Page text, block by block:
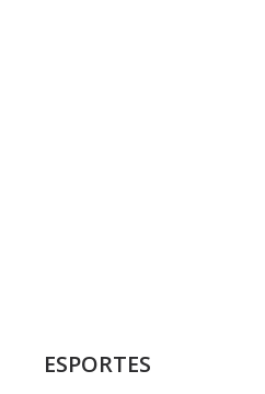
ESPORTES